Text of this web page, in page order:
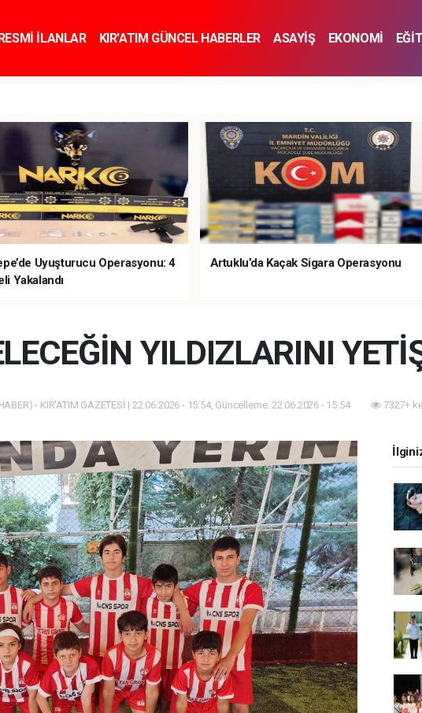
İLANLAR KIR'ATIM GÜNCEL HABERLER ASAYİŞ EKONOMİ
Uyuşturucu Operasyonu: 4
Yakalandı
Artuklu’da Kaçak Sigara Operasyonu
YILDIZLARINI
- KIR'ATIM GAZETESİ | 22.06.2026 - 15:54, Güncelleme: 22.06.2026 - 15:54 7327+